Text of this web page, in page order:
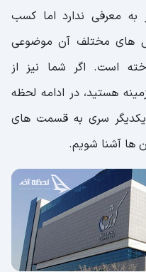
کورش
به معرفی ندارد اما کسب
های مختلف آن موضوعی
است. اگر شما نیز از
هستید، در ادامه لحظه
یکدیگر سری به قسمت های
ها آشنا شویم.